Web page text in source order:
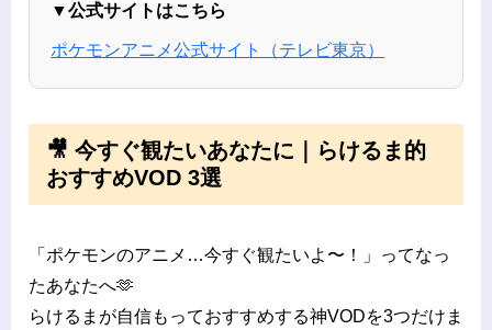
▼公式サイトはこちら
ポケモンアニメ公式サイト（テレビ東京）
🎥 今すぐ観たいあなたに｜らけるま的
おすすめVOD 3選
「ポケモンのアニメ…今すぐ観たいよ〜！」ってなっ
たあなたへ🫶
らけるまが自信もっておすすめする神VODを3つだけま